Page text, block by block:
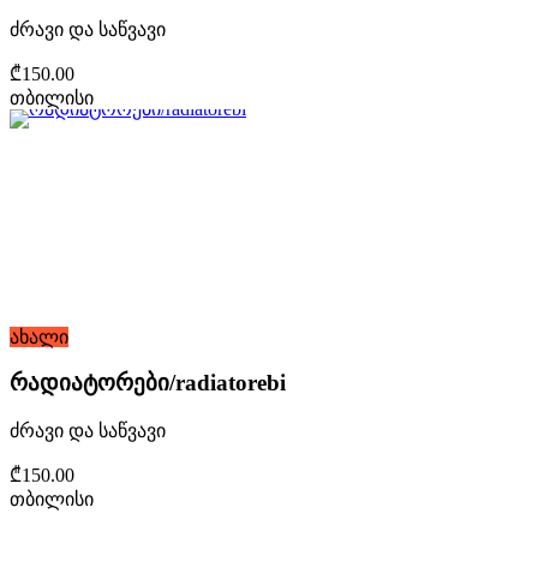
ძრავი და საწვავი
₾150.00
თბილისი
ახალი
რადიატორები/radiatorebi
ძრავი და საწვავი
₾150.00
თბილისი